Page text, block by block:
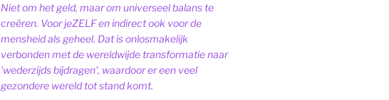
Niet om het geld, maar om universeel balans te
creëren. Voor jeZELF en indirect ook voor de
mensheid als geheel. Dat is onlosmakelijk
verbonden met de wereldwijde transformatie naar
'wederzijds bijdragen', waardoor er een veel
gezondere wereld tot stand komt.